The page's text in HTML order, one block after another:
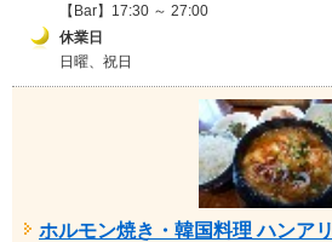
【Bar】17:30 ～ 27:00
休業日
日曜、祝日
ホルモン焼き・韓国料理 ハンアリ